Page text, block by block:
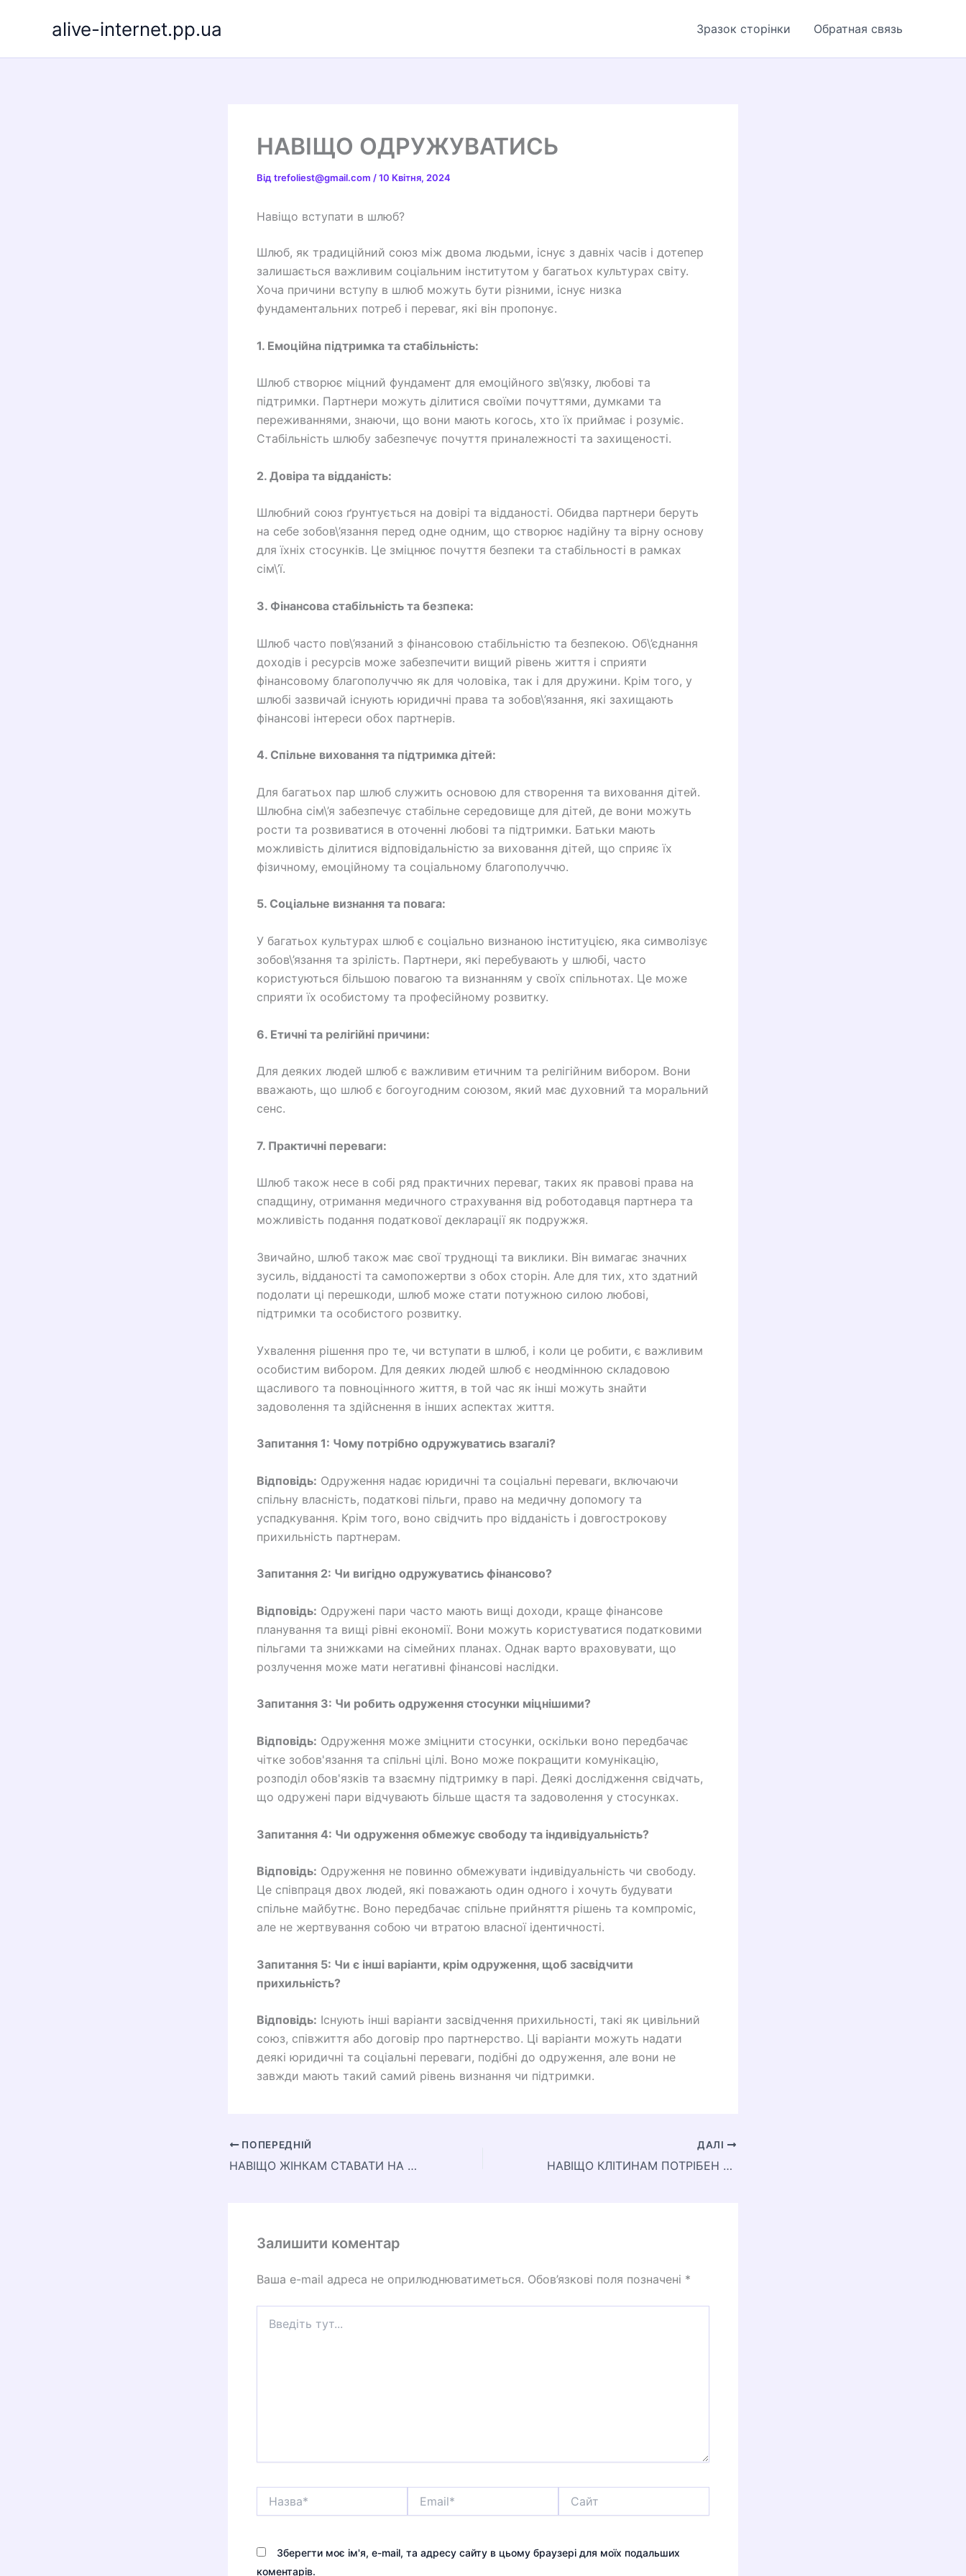
alive-internet.pp.ua Зразок сторінки Обратная связь
НАВІЩО ОДРУЖУВАТИСЬ
Від trefoliest@gmail.com /10 Квітня, 2024
Навіщо вступати в шлюб?
Шлюб, як традиційний союз між двома людьми, існує з давніх часів і дотепер
залишається важливим соціальним інститутом у багатьох культурах світу.
Хоча причини вступу в шлюб можуть бути різними, існує низка
фундаментальних потреб і переваг, які він пропонує.
1. Емоційна підтримка та стабільність:
Шлюб створює міцний фундамент для емоційного зв\’язку, любові та
підтримки. Партнери можуть ділитися своїми почуттями, думками та
переживаннями, знаючи, що вони мають когось, хто їх приймає і розуміє.
Стабільність шлюбу забезпечує почуття приналежності та захищеності.
2. Довіра та відданість:
Шлюбний союз ґрунтується на довірі та відданості. Обидва партнери беруть
на себе зобов\’язання перед одне одним, що створює надійну та вірну основу
для їхніх стосунків. Це зміцнює почуття безпеки та стабільності в рамках
сім\’ї.
3. Фінансова стабільність та безпека:
Шлюб часто пов\’язаний з фінансовою стабільністю та безпекою. Об\’єднання
доходів і ресурсів може забезпечити вищий рівень життя і сприяти
фінансовому благополуччю як для чоловіка, так і для дружини. Крім того, у
шлюбі зазвичай існують юридичні права та зобов\’язання, які захищають
фінансові інтереси обох партнерів.
4. Спільне виховання та підтримка дітей:
Для багатьох пар шлюб служить основою для створення та виховання дітей.
Шлюбна сім\’я забезпечує стабільне середовище для дітей, де вони можуть
рости та розвиватися в оточенні любові та підтримки. Батьки мають
можливість ділитися відповідальністю за виховання дітей, що сприяє їх
фізичному, емоційному та соціальному благополуччю.
5. Соціальне визнання та повага:
У багатьох культурах шлюб є соціально визнаною інституцією, яка символізує
зобов\’язання та зрілість. Партнери, які перебувають у шлюбі, часто
користуються більшою повагою та визнанням у своїх спільнотах. Це може
сприяти їх особистому та професійному розвитку.
6. Етичні та релігійні причини:
Для деяких людей шлюб є важливим етичним та релігійним вибором. Вони
вважають, що шлюб є богоугодним союзом, який має духовний та моральний
сенс.
7. Практичні переваги:
Шлюб також несе в собі ряд практичних переваг, таких як правові права на
спадщину, отримання медичного страхування від роботодавця партнера та
можливість подання податкової декларації як подружжя.
Звичайно, шлюб також має свої труднощі та виклики. Він вимагає значних
зусиль, відданості та самопожертви з обох сторін. Але для тих, хто здатний
подолати ці перешкоди, шлюб може стати потужною силою любові,
підтримки та особистого розвитку.
Ухвалення рішення про те, чи вступати в шлюб, і коли це робити, є важливим
особистим вибором. Для деяких людей шлюб є неодмінною складовою
щасливого та повноцінного життя, в той час як інші можуть знайти
задоволення та здійснення в інших аспектах життя.
Запитання 1: Чому потрібно одружуватись взагалі?
Відповідь: Одруження надає юридичні та соціальні переваги, включаючи
спільну власність, податкові пільги, право на медичну допомогу та
успадкування. Крім того, воно свідчить про відданість і довгострокову
прихильність партнерам.
Запитання 2: Чи вигідно одружуватись фінансово?
Відповідь: Одружені пари часто мають вищі доходи, краще фінансове
планування та вищі рівні економії. Вони можуть користуватися податковими
пільгами та знижками на сімейних планах. Однак варто враховувати, що
розлучення може мати негативні фінансові наслідки.
Запитання 3: Чи робить одруження стосунки міцнішими?
Відповідь: Одруження може зміцнити стосунки, оскільки воно передбачає
чітке зобов'язання та спільні цілі. Воно може покращити комунікацію,
розподіл обов'язків та взаємну підтримку в парі. Деякі дослідження свідчать,
що одружені пари відчувають більше щастя та задоволення у стосунках.
Запитання 4: Чи одруження обмежує свободу та індивідуальність?
Відповідь: Одруження не повинно обмежувати індивідуальність чи свободу.
Це співпраця двох людей, які поважають один одного і хочуть будувати
спільне майбутнє. Воно передбачає спільне прийняття рішень та компроміс,
але не жертвування собою чи втратою власної ідентичності.
Запитання 5: Чи є інші варіанти, крім одруження, щоб засвідчити
прихильність?
Відповідь: Існують інші варіанти засвідчення прихильності, такі як цивільний
союз, співжиття або договір про партнерство. Ці варіанти можуть надати
деякі юридичні та соціальні переваги, подібні до одруження, але вони не
завжди мають такий самий рівень визнання чи підтримки.
ПОПЕРЕДНІЙ
НАВІЩО ЖІНКАМ СТАВАТИ НА ВІЙСЬКОВИЙ ОБЛІК
ДАЛІ
НАВІЩО КЛІТИНАМ ПОТРІБЕН ЦИТОСКЕЛЕТ
Залишити коментар
Ваша e-mail адреса не оприлюднюватиметься. Обов’язкові поля позначені *
тут...
Зберегти моє ім'я, e-mail, та адресу сайту в цьому браузері для моїх подальших
коментарів.